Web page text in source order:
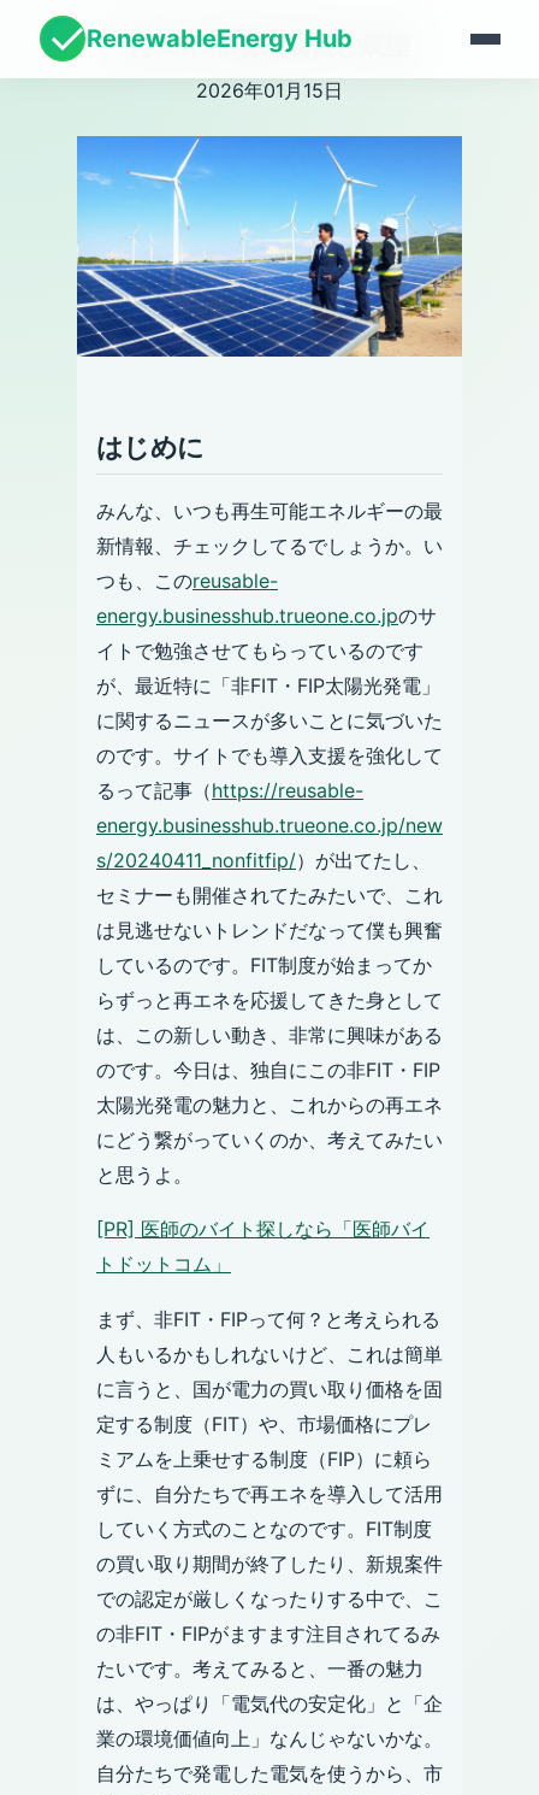
RenewableEnergy Hub
再エネ市場の成長と展望
2026年01月15日
はじめに
みんな、いつも再生可能エネルギーの最
新情報、チェックしてるでしょうか。い
つも、このreusable-
energy.businesshub.trueone.co.jpのサ
イトで勉強させてもらっているのです
が、最近特に「非FIT・FIP太陽光発電」
に関するニュースが多いことに気づいた
のです。サイトでも導入支援を強化して
るって記事（https://reusable-
energy.businesshub.trueone.co.jp/new
s/20240411_nonfitfip/）が出てたし、
セミナーも開催されてたみたいで、これ
は見逃せないトレンドだなって僕も興奮
しているのです。FIT制度が始まってか
らずっと再エネを応援してきた身として
は、この新しい動き、非常に興味がある
のです。今日は、独自にこの非FIT・FIP
太陽光発電の魅力と、これからの再エネ
にどう繋がっていくのか、考えてみたい
と思うよ。
[PR] 医師のバイト探しなら「医師バイ
トドットコム」
まず、非FIT・FIPって何？と考えられる
人もいるかもしれないけど、これは簡単
に言うと、国が電力の買い取り価格を固
定する制度（FIT）や、市場価格にプレ
ミアムを上乗せする制度（FIP）に頼ら
ずに、自分たちで再エネを導入して活用
していく方式のことなのです。FIT制度
の買い取り期間が終了したり、新規案件
での認定が厳しくなったりする中で、こ
の非FIT・FIPがますます注目されてるみ
たいです。考えてみると、一番の魅力
は、やっぱり「電気代の安定化」と「企
業の環境価値向上」なんじゃないかな。
自分たちで発電した電気を使うから、市